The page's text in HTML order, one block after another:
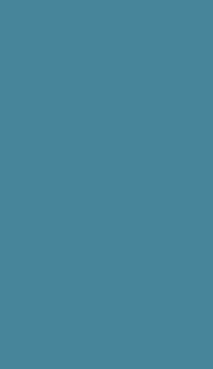
Himeji ou Kurashiki. Ce fut
voyage où je suis
autour des villes côtières
tsunami de 2011 et ont des
désolation est un peu
Je n’ai jamais eu un
qui se passionnent dès
de manière plus générale
éléments du soft power
des années 90. En
jour voir ce pays d’où
l’un de mes meilleurs amis